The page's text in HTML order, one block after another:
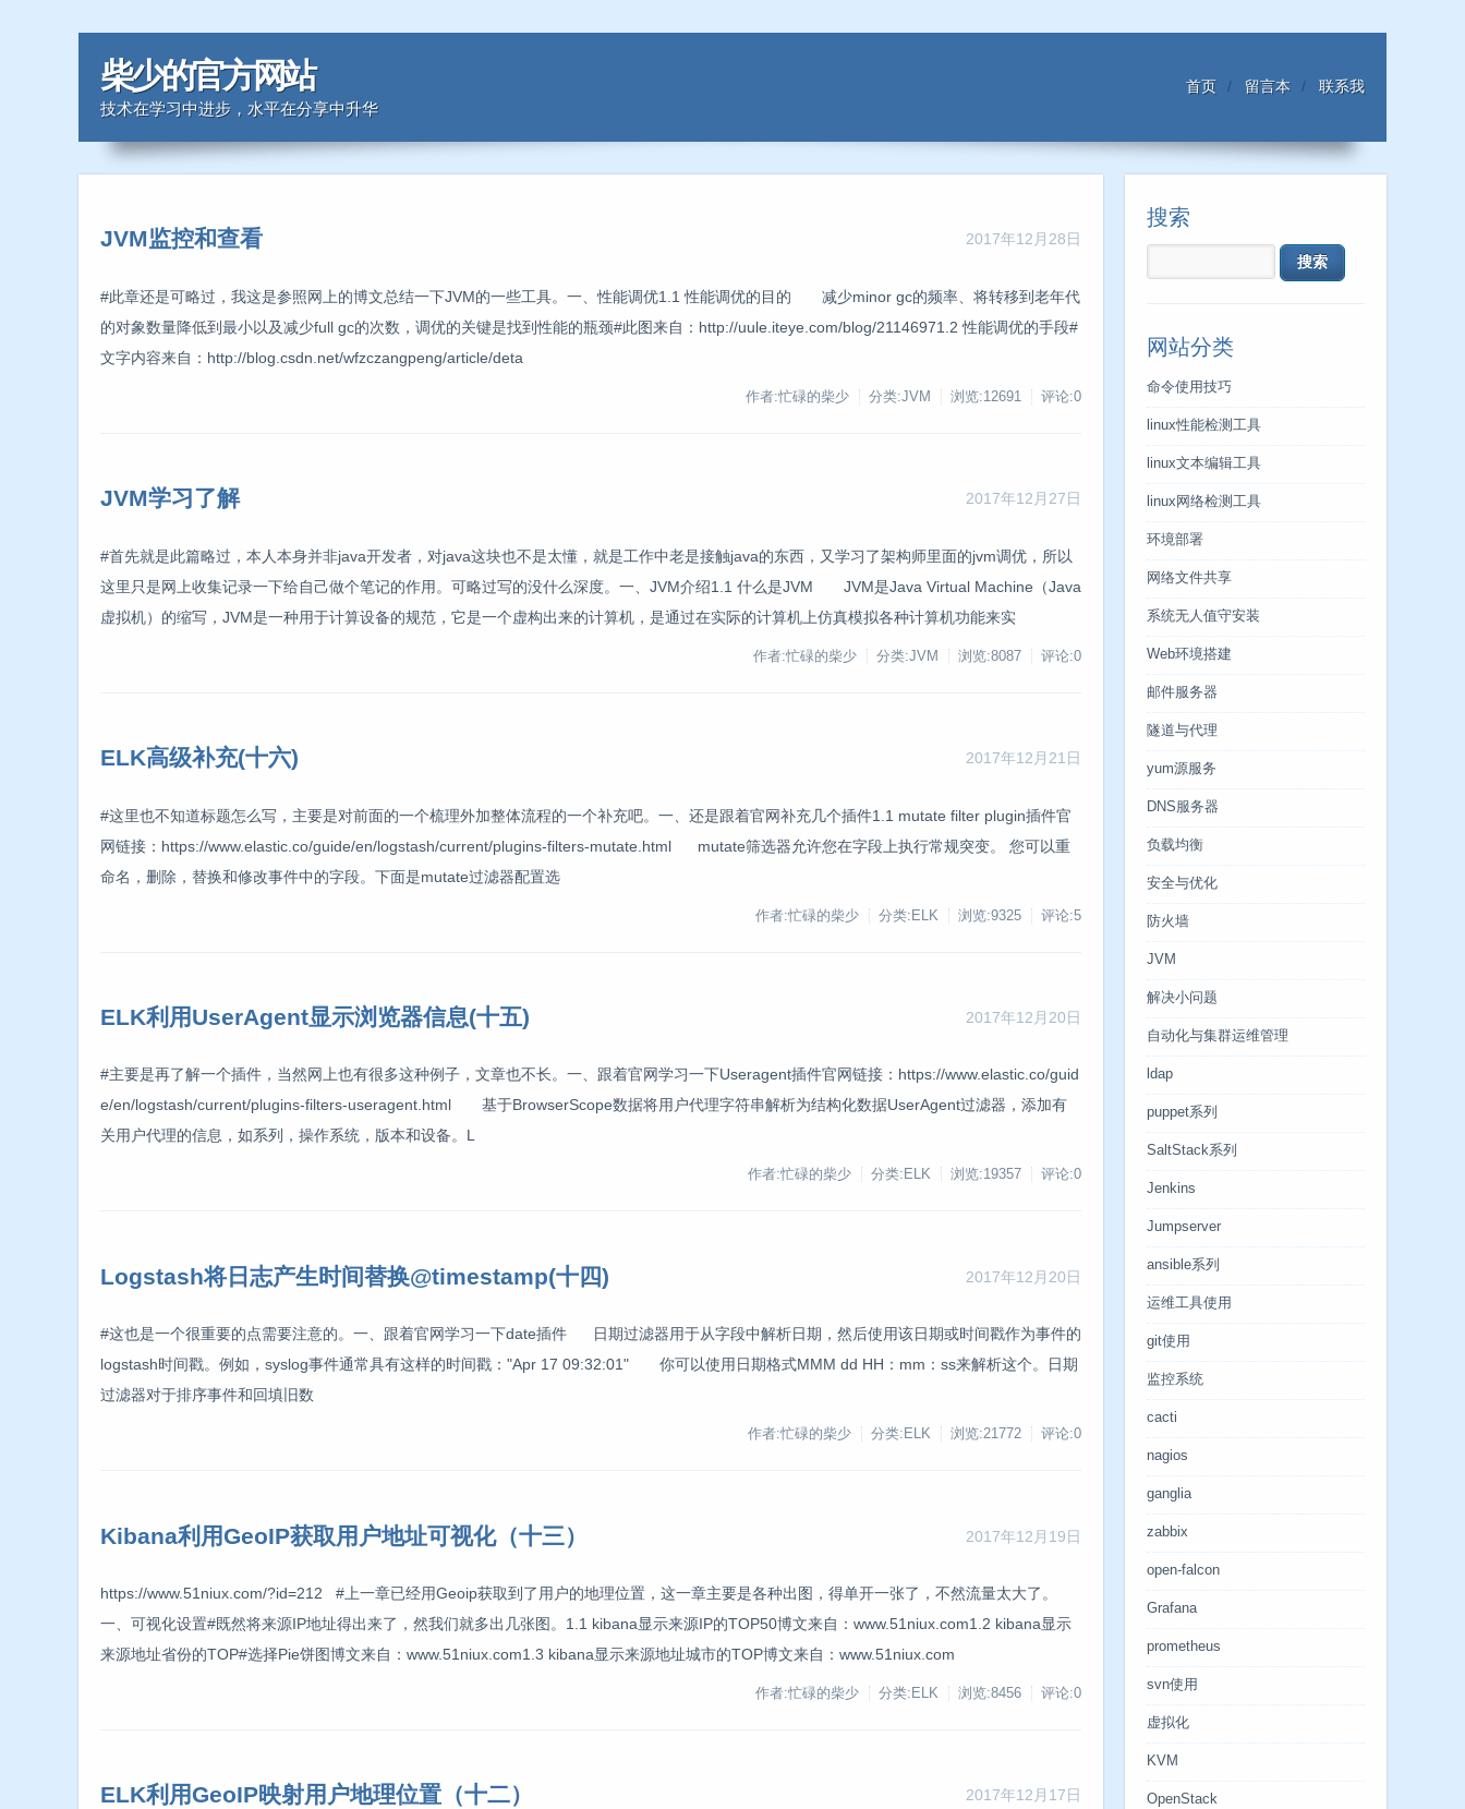
柴少的官方网站
技术在学习中进步，水平在分享中升华
首页 留言本 联系我
2017年12月28日
JVM监控和查看
#此章还是可略过，我这是参照网上的博文总结一下JVM的一些工具。一、性能调优1.1 性能调优的目的 减少minor gc的频率、将转移到老年代
的对象数量降低到最小以及减少full gc的次数，调优的关键是找到性能的瓶颈#此图来自：http://uule.iteye.com/blog/21146971.2 性能调优的手段#
文字内容来自：http://blog.csdn.net/wfzczangpeng/article/deta
作者:忙碌的柴少 分类:JVM 浏览:12691 评论:0
2017年12月27日
JVM学习了解
#首先就是此篇略过，本人本身并非java开发者，对java这块也不是太懂，就是工作中老是接触java的东西，又学习了架构师里面的jvm调优，所以
这里只是网上收集记录一下给自己做个笔记的作用。可略过写的没什么深度。一、JVM介绍1.1 什么是JVM JVM是Java Virtual Machine（Java
虚拟机）的缩写，JVM是一种用于计算设备的规范，它是一个虚构出来的计算机，是通过在实际的计算机上仿真模拟各种计算机功能来实
作者:忙碌的柴少 分类:JVM 浏览:8087 评论:0
2017年12月21日
ELK高级补充(十六)
#这里也不知道标题怎么写，主要是对前面的一个梳理外加整体流程的一个补充吧。一、还是跟着官网补充几个插件1.1 mutate filter plugin插件官
网链接：https://www.elastic.co/guide/en/logstash/current/plugins-filters-mutate.html mutate筛选器允许您在字段上执行常规突变。 您可以重
命名，删除，替换和修改事件中的字段。下面是mutate过滤器配置选
作者:忙碌的柴少 分类:ELK 浏览:9325 评论:5
2017年12月20日
ELK利用UserAgent显示浏览器信息(十五)
#主要是再了解一个插件，当然网上也有很多这种例子，文章也不长。一、跟着官网学习一下Useragent插件官网链接：https://www.elastic.co/guid
e/en/logstash/current/plugins-filters-useragent.html 基于BrowserScope数据将用户代理字符串解析为结构化数据UserAgent过滤器，添加有
关用户代理的信息，如系列，操作系统，版本和设备。L
作者:忙碌的柴少 分类:ELK 浏览:19357 评论:0
2017年12月20日
Logstash将日志产生时间替换@timestamp(十四)
#这也是一个很重要的点需要注意的。一、跟着官网学习一下date插件 日期过滤器用于从字段中解析日期，然后使用该日期或时间戳作为事件的
logstash时间戳。例如，syslog事件通常具有这样的时间戳："Apr 17 09:32:01" 你可以使用日期格式MMM dd HH：mm：ss来解析这个。日期
过滤器对于排序事件和回填旧数
作者:忙碌的柴少 分类:ELK 浏览:21772 评论:0
2017年12月19日
Kibana利用GeoIP获取用户地址可视化（十三）
https://www.51niux.com/?id=212 #上一章已经用Geoip获取到了用户的地理位置，这一章主要是各种出图，得单开一张了，不然流量太大了。
一、可视化设置#既然将来源IP地址得出来了，然我们就多出几张图。1.1 kibana显示来源IP的TOP50博文来自：www.51niux.com1.2 kibana显示
来源地址省份的TOP#选择Pie饼图博文来自：www.51niux.com1.3 kibana显示来源地址城市的TOP博文来自：www.51niux.com
作者:忙碌的柴少 分类:ELK 浏览:8456 评论:0
2017年12月17日
ELK利用GeoIP映射用户地理位置（十二）
搜索
网站分类
命令使用技巧
linux性能检测工具
linux文本编辑工具
linux网络检测工具
环境部署
网络文件共享
系统无人值守安装
Web环境搭建
邮件服务器
隧道与代理
yum源服务
DNS服务器
负载均衡
安全与优化
防火墙
JVM
解决小问题
自动化与集群运维管理
ldap
puppet系列
SaltStack系列
Jenkins
Jumpserver
ansible系列
运维工具使用
git使用
监控系统
cacti
nagios
ganglia
zabbix
open-falcon
Grafana
prometheus
svn使用
虚拟化
KVM
OpenStack